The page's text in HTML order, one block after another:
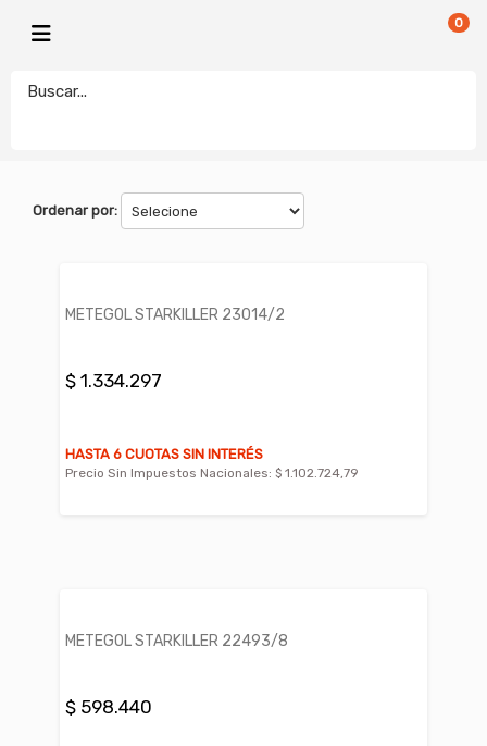
0
electronicamegatonesrl
Ordenar por:
METEGOL STARKILLER 23014/2
$ 1.334.297
HASTA 6 CUOTAS SIN INTERÉS
Precio Sin Impuestos Nacionales: $ 1.102.724,79
METEGOL STARKILLER 22493/8
$ 598.440